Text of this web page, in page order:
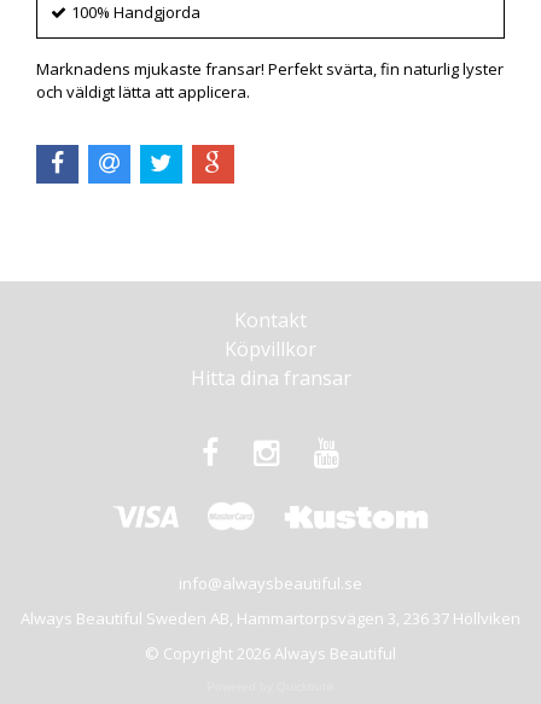
100% Handgjorda
Marknadens mjukaste fransar! Perfekt svärta, fin naturlig lyster
och väldigt lätta att applicera.
Kontakt
Köpvillkor
Hitta dina fransar
info@alwaysbeautiful.se
Always Beautiful Sweden AB, Hammartorpsvägen 3, 236 37 Höllviken
© Copyright 2026 Always Beautiful